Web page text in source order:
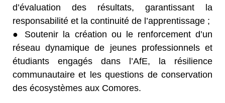
d’évaluation des résultats, garantissant la
responsabilité et la continuité de l’apprentissage ;
● Soutenir la création ou le renforcement d’un
réseau dynamique de jeunes professionnels et
étudiants engagés dans l’AfE, la résilience
communautaire et les questions de conservation
des écosystèmes aux Comores.